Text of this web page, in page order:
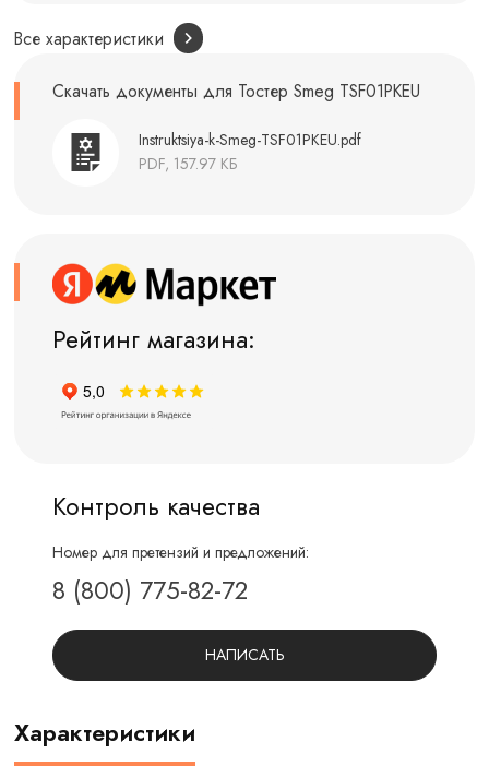
Все характеристики
Скачать документы для Тостер Smeg TSF01PKEU
Instruktsiya-k-Smeg-TSF01PKEU.pdf
PDF, 157.97 КБ
Рейтинг магазина:
Контроль качества
Номер для претензий и предложений:
8 (800) 775-82-72
НАПИСАТЬ
Характеристики